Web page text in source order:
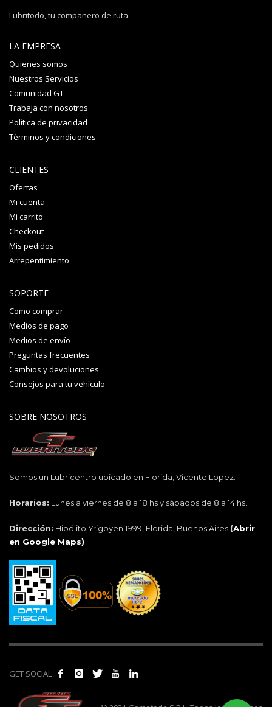
Lubritodo, tu compañero de ruta.
LA EMPRESA
Quienes somos
Nuestros Servicios
Comunidad GT
Trabaja con nosotros
Política de privacidad
Términos y condiciones
CLIENTES
Ofertas
Mi cuenta
Mi carrito
Checkout
Mis pedidos
Arrepentimiento
SOPORTE
Como comprar
Medios de pago
Medios de envío
Preguntas frecuentes
Cambios y devoluciones
Consejos para tu vehículo
SOBRE NOSOTROS
Somos un Lubricentro ubicado en Florida, Vicente Lopez.
Horarios: Lunes a viernes de 8 a 18 hs y sábados de 8 a 14 hs.
Dirección: Hipólito Yrigoyen 1999, Florida, Buenos Aires (Abrir
en Google Maps)
GET SOCIAL